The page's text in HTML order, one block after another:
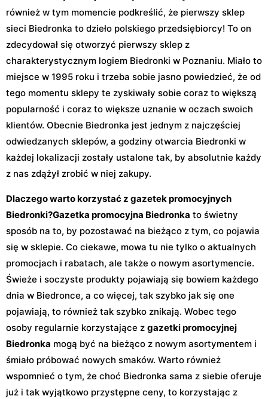
również w tym momencie podkreślić, że pierwszy sklep
sieci Biedronka to dzieło polskiego przedsiębiorcy! To on
zdecydował się otworzyć pierwszy sklep z
charakterystycznym logiem Biedronki w Poznaniu. Miało to
miejsce w 1995 roku i trzeba sobie jasno powiedzieć, że od
tego momentu sklepy te zyskiwały sobie coraz to większą
popularność i coraz to większe uznanie w oczach swoich
klientów. Obecnie Biedronka jest jednym z najczęściej
odwiedzanych sklepów, a godziny otwarcia Biedronki w
każdej lokalizacji zostały ustalone tak, by absolutnie każdy
z nas zdążył zrobić w niej zakupy.
Dlaczego warto korzystać z gazetek promocyjnych
Biedronki?Gazetka promocyjna Biedronka to świetny
sposób na to, by pozostawać na bieżąco z tym, co pojawia
się w sklepie. Co ciekawe, mowa tu nie tylko o aktualnych
promocjach i rabatach, ale także o nowym asortymencie.
Świeże i soczyste produkty pojawiają się bowiem każdego
dnia w Biedronce, a co więcej, tak szybko jak się one
pojawiają, to również tak szybko znikają. Wobec tego
osoby regularnie korzystające z gazetki promocyjnej
Biedronka mogą być na bieżąco z nowym asortymentem i
śmiało próbować nowych smaków. Warto również
wspomnieć o tym, że choć Biedronka sama z siebie oferuje
już i tak wyjątkowo przystępne ceny, to korzystając z